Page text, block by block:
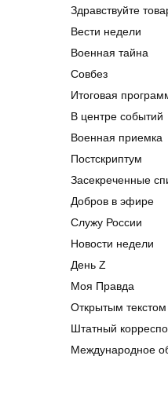
Здравствуйте
Вести недели
Военная тайна
Совбез
Итоговая
В центре событий
Военная приемка
Постскриптум
Засекреченные
Добров в эфире
Служу России
Новости недели
День Z
Моя Правда
Открытым текстом
Штатный
Международное